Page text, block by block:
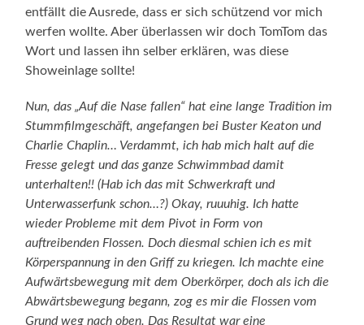
entfällt die Ausrede, dass er sich schützend vor mich
werfen wollte. Aber überlassen wir doch TomTom das
Wort und lassen ihn selber erklären, was diese
Showeinlage sollte!
Nun, das „Auf die Nase fallen“ hat eine lange Tradition im
Stummfilmgeschäft, angefangen bei Buster Keaton und
Charlie Chaplin… Verdammt, ich hab mich halt auf die
Fresse gelegt und das ganze Schwimmbad damit
unterhalten!! (Hab ich das mit Schwerkraft und
Unterwasserfunk schon…?) Okay, ruuuhig. Ich hatte
wieder Probleme mit dem Pivot in Form von
auftreibenden Flossen. Doch diesmal schien ich es mit
Körperspannung in den Griff zu kriegen. Ich machte eine
Aufwärtsbewegung mit dem Oberkörper, doch als ich die
Abwärtsbewegung begann, zog es mir die Flossen vom
Grund weg nach oben. Das Resultat war eine